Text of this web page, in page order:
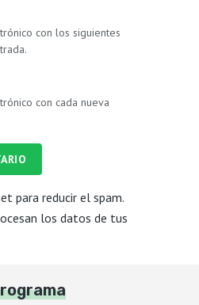
con los siguientes
con cada nueva
para reducir el spam.
los datos de tus